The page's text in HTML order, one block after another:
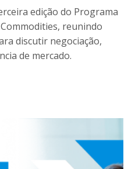
edição do Programa
reunindo
discutir negociação,
de mercado.